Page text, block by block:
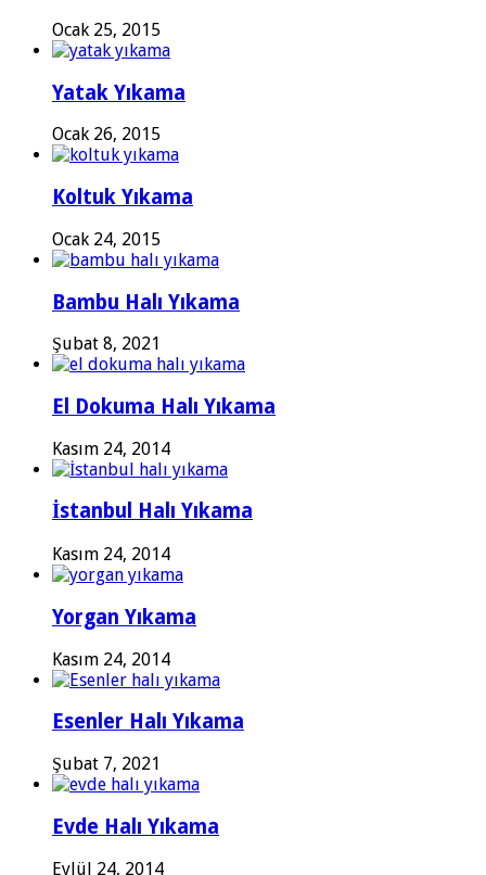
Ocak 25, 2015
Yatak Yıkama
Ocak 26, 2015
Koltuk Yıkama
Ocak 24, 2015
Bambu Halı Yıkama
Şubat 8, 2021
El Dokuma Halı Yıkama
Kasım 24, 2014
İstanbul Halı Yıkama
Kasım 24, 2014
Yorgan Yıkama
Kasım 24, 2014
Esenler Halı Yıkama
Şubat 7, 2021
Evde Halı Yıkama
Eylül 24, 2014